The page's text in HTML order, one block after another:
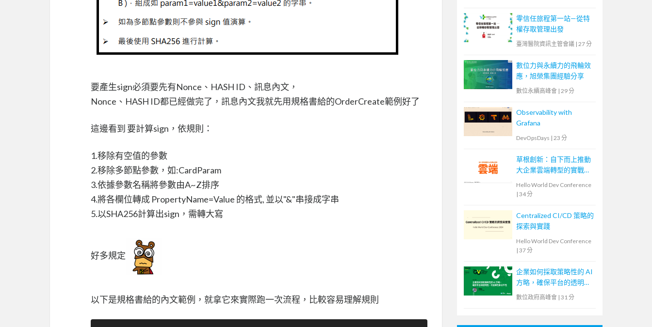
要產生sign必須要先有Nonce、HASH ID、訊息內文，
Nonce、HASH ID都已經做完了，訊息內文我就先用規格書給的OrderCreate範例好了
這邊看到 要計算sign，依規則：
1.移除有空值的參數
2.移除多節點參數，如:CardParam
3.依據參數名稱將參數由A~Z排序
4.將各欄位轉成 PropertyName=Value 的格式, 並以"&"串接成字串
5.以SHA256計算出sign，需轉大寫
好多規定
以下是規格書給的內文範例，就拿它來實際跑一次流程，比較容易理解規則
零信任旅程第一站—從特
權存取管理出發
臺灣醫院資訊主管會議 | 27 分
數位力與永續力的飛輪效
應，旭榮集團經驗分享
數位永續高峰會 | 29 分
Observability with
Grafana
DevOpsDays | 23 分
草根創新：自下而上推動
大企業雲端轉型的實戰策
Hello World Dev Conference
| 34 分
Centralized CI/CD 策略的
探索與實踐
Hello World Dev Conference
| 37 分
企業如何採取策略性的 AI
方略，確保平台的透明
性、可信賴性和公平性
數位政府高峰會 | 31 分